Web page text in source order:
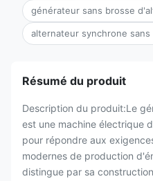
générateur sans brosse
alternateur synchrone sans
Résumé du produit
Description du produit:Le
est une machine électrique
pour répondre aux
modernes de production
distingue par sa